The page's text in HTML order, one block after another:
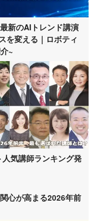
新のAIトレンド講演
を変える｜ロボティ
~
人気講師ランキング発
心が高まる2026年前